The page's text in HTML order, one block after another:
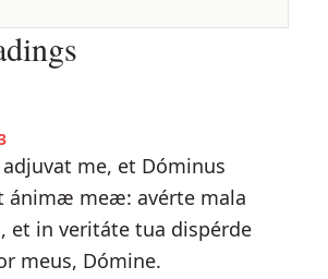
adjuvat me, et Dóminus
ánimæ meæ: avérte mala
et in veritáte tua dispérde
meus, Dómine.